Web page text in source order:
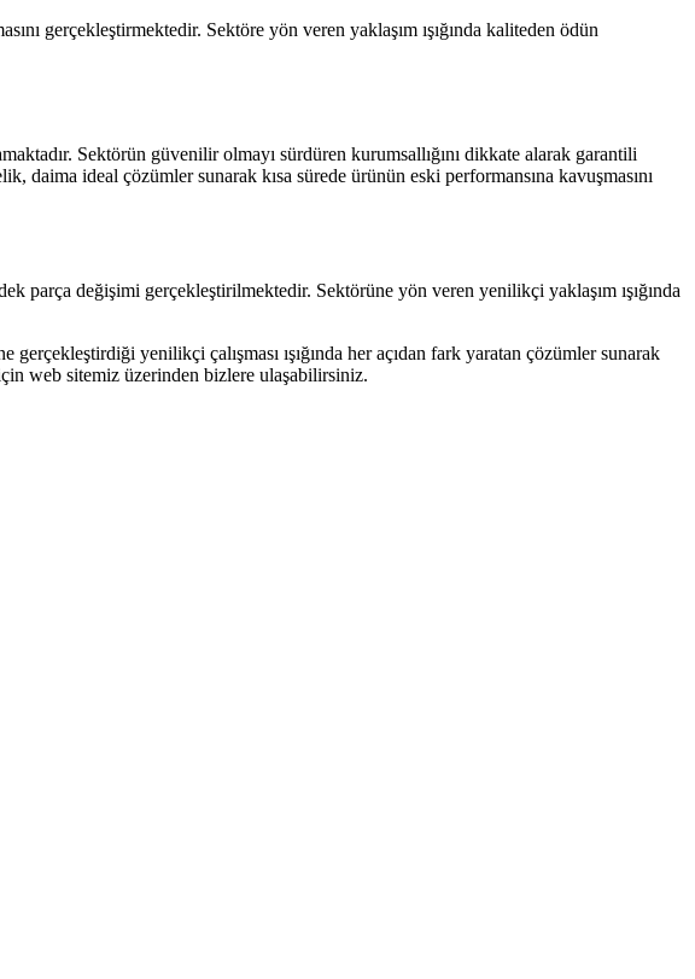
gerçekleştirmektedir. Sektöre yön veren yaklaşım ışığında kaliteden ödün
Sektörün güvenilir olmayı sürdüren kurumsallığını dikkate alarak garantili
daima ideal çözümler sunarak kısa sürede ürünün eski performansına kavuşmasını
parça değişimi gerçekleştirilmektedir. Sektörüne yön veren yenilikçi yaklaşım ışığında
yenilikçi çalışması ışığında her açıdan fark yaratan çözümler sunarak
web sitemiz üzerinden bizlere ulaşabilirsiniz.